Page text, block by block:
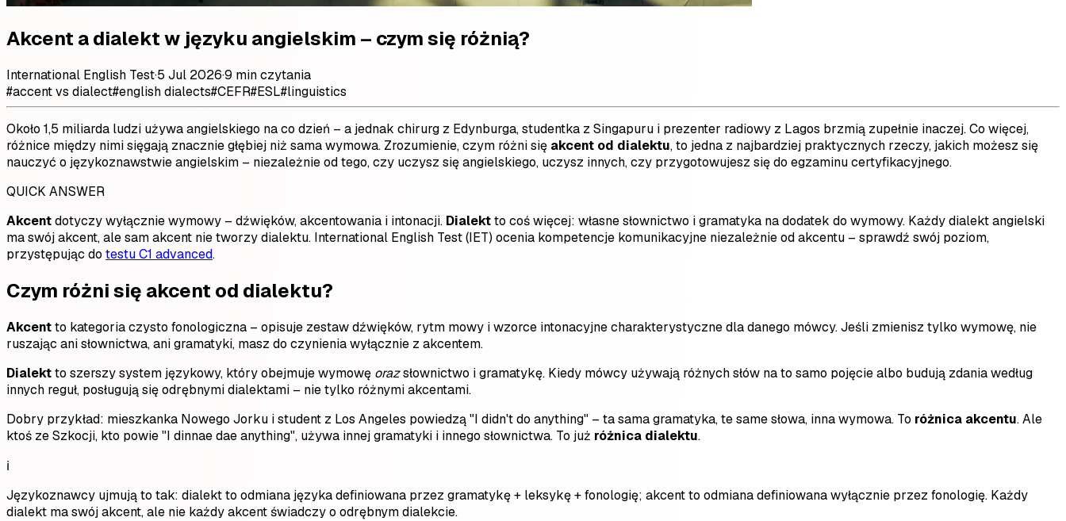
Akcent a dialekt w języku angielskim – czym się różnią?
International English Test·5 Jul 2026·9 min czytania
#accent vs dialect#english dialects#CEFR#ESL#linguistics
Około 1,5 miliarda ludzi używa angielskiego na co dzień – a jednak chirurg z Edynburga, studentka z Singapuru i prezenter radiowy z Lagos brzmią zupełnie inaczej. Co więcej,
różnice między nimi sięgają znacznie głębiej niż sama wymowa. Zrozumienie, czym różni się akcent od dialektu, to jedna z najbardziej praktycznych rzeczy, jakich możesz się
nauczyć o językoznawstwie angielskim – niezależnie od tego, czy uczysz się angielskiego, uczysz innych, czy przygotowujesz się do egzaminu certyfikacyjnego.
QUICK ANSWER
Akcentdotyczy wyłącznie wymowy – dźwięków, akcentowania i intonacji. Dialektto coś więcej: własne słownictwo i gramatyka na dodatek do wymowy. Każdy dialekt angielski
ma swój akcent, ale sam akcent nie tworzy dialektu. International English Test (IET) ocenia kompetencje komunikacyjne niezależnie od akcentu – sprawdź swój poziom,
przystępując do testu C1 advanced.
Czym różni się akcent od dialektu?
Akcentto kategoria czysto fonologiczna – opisuje zestaw dźwięków, rytm mowy i wzorce intonacyjne charakterystyczne dla danego mówcy. Jeśli zmienisz tylko wymowę, nie
ruszając ani słownictwa, ani gramatyki, masz do czynienia wyłącznie z akcentem.
Dialektto szerszy system językowy, który obejmuje wymowę orazsłownictwo i gramatykę. Kiedy mówcy używają różnych słów na to samo pojęcie albo budują zdania według
innych reguł, posługują się odrębnymi dialektami – nie tylko różnymi akcentami.
Dobry przykład: mieszkanka Nowego Jorku i student z Los Angeles powiedzą "I didn't do anything" – ta sama gramatyka, te same słowa, inna wymowa. To różnica akcentu. Ale
ktoś ze Szkocji, kto powie "I dinnae dae anything", używa innej gramatyki i innego słownictwa. To już różnica dialektu.
ℹ️
Językoznawcy ujmują to tak: dialekt to odmiana języka definiowana przez gramatykę + leksykę + fonologię; akcent to odmiana definiowana wyłącznie przez fonologię. Każdy
dialekt ma swój akcent, ale nie każdy akcent świadczy o odrębnym dialekcie.